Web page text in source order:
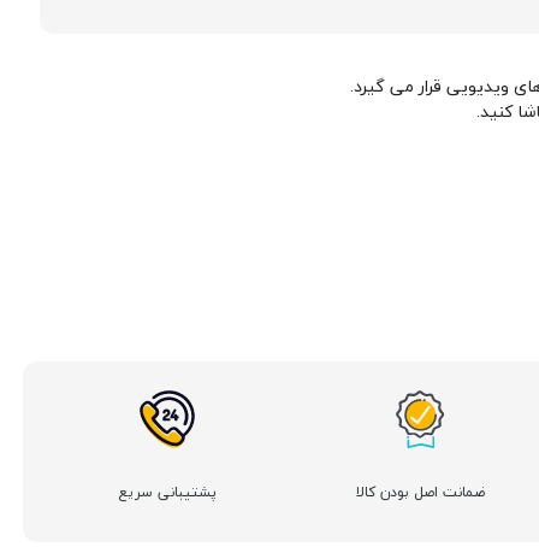
ویدیویی قرار می گیرد.
کنید.
ضمانت اصل بودن کالا پشتیبانی سریع